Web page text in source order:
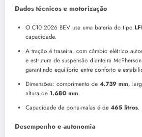
Dados técnicos e motorização
O C10 2026 BEV usa uma bateria do tipo
capacidade.
A tração é traseira, com câmbio elétrico
e estrutura de suspensão dianteira
garantindo equilíbrio entre conforto e
Dimensões: comprimento de 4.739 mm,
altura de 1.680 mm.
Capacidade de porta-malas é de 465 litros.
Desempenho e autonomia